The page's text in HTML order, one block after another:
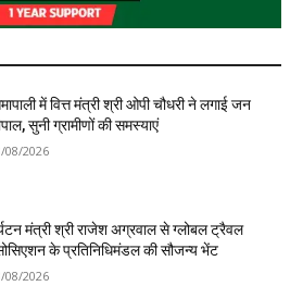
में वित्त मंत्री श्री ओपी चौधरी ने लगाई जन
सुनी ग्रामीणों की समस्याएं
08/2026
मंत्री श्री राजेश अग्रवाल से ग्लोबल ट्रैवल
के प्रतिनिधिमंडल की सौजन्य भेंट
08/2026